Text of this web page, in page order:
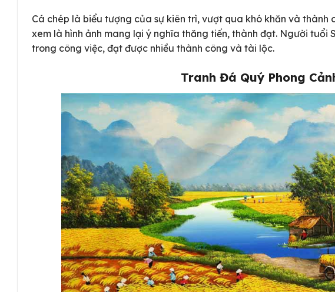
Cá chép là biểu tượng của sự kiên trì, vượt qua khó khăn và
xem là hình ảnh mang lại ý nghĩa thăng tiến, thành đạt. Người tuổi
trong công việc, đạt được nhiều thành công và tài lộc.
Tranh Đá Quý Phong